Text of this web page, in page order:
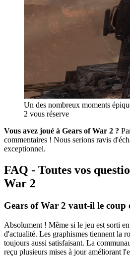
Un des nombreux moments
2 vous réserve
Vous avez joué à Gears of War 2 ?
commentaires ! Nous serions ravis
exceptionnel.
FAQ - Toutes vos
War 2
Gears of War 2 vaut-il le coup
Absolument ! Même si le jeu est sorti
d'actualité. Les graphismes tiennent la
toujours aussi satisfaisant. La
reçu plusieurs mises à jour améliorant